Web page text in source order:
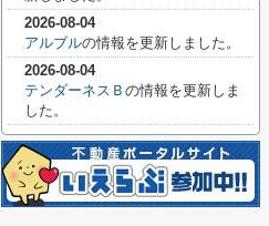
2026-08-04
アルブルの情報を更新しました。
2026-08-04
テンダーネスＢ の情報を更新しま
した。